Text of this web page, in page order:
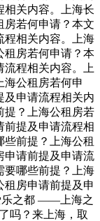
相关内容。上海长
房若何申请？本文
程相关内容。上海
租房若何申请？本
流程相关内容。上
海公租房若何申
及申请流程相关内
提？上海公租房若
前提及申请流程相
前提？上海公租
申请前提及申请流
要哪些前提？上海
租房申请前提及申
乐之都 ——上海之
吗？来上海，取